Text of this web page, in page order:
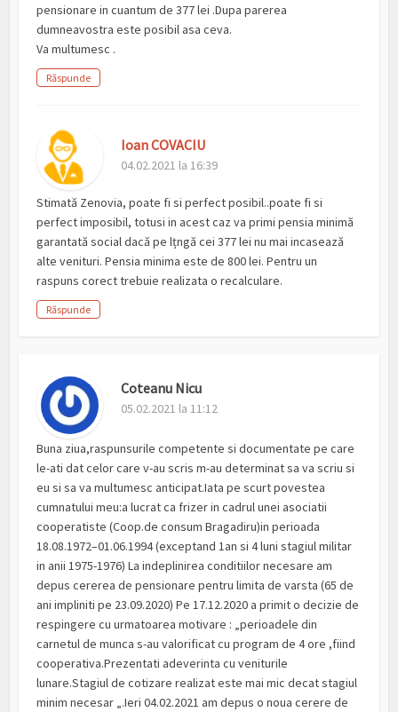
pensionare in cuantum de 377 lei .Dupa parerea
dumneavostra este posibil asa ceva.
Va multumesc .
Răspunde
Ioan COVACIU
04.02.2021 la 16:39
Stimată Zenovia, poate fi si perfect posibil..poate fi si
perfect imposibil, totusi in acest caz va primi pensia minimă
garantată social dacă pe lțngă cei 377 lei nu mai incasează
alte venituri. Pensia minima este de 800 lei. Pentru un
raspuns corect trebuie realizata o recalculare.
Răspunde
Coteanu Nicu
05.02.2021 la 11:12
Buna ziua,raspunsurile competente si documentate pe care
le-ati dat celor care v-au scris m-au determinat sa va scriu si
eu si sa va multumesc anticipat.Iata pe scurt povestea
cumnatului meu:a lucrat ca frizer in cadrul unei asociatii
cooperatiste (Coop.de consum Bragadiru)in perioada
18.08.1972–01.06.1994 (exceptand 1an si 4 luni stagiul militar
in anii 1975-1976) La indeplinirea conditiilor necesare am
depus cererea de pensionare pentru limita de varsta (65 de
ani impliniti pe 23.09.2020) Pe 17.12.2020 a primit o decizie de
respingere cu urmatoarea motivare : „perioadele din
carnetul de munca s-au valorificat cu program de 4 ore ,fiind
cooperativa.Prezentati adeverinta cu veniturile
lunare.Stagiul de cotizare realizat este mai mic decat stagiul
minim necesar „.Ieri 04.02.2021 am depus o noua cerere de